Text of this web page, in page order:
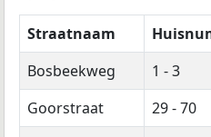
Straatnaam
Bosbeekweg
1 - 3
Goorstraat
29 - 70